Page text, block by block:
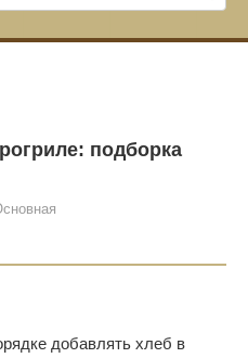
подборка
добавлять хлеб в